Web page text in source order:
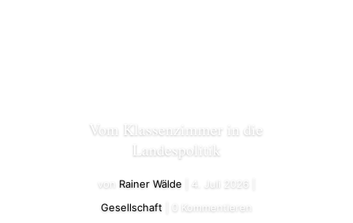
Vom Klassenzimmer in die
Landespolitik
von Rainer Wälde 4. Juli 2026
Gesellschaft| 0 Kommentieren